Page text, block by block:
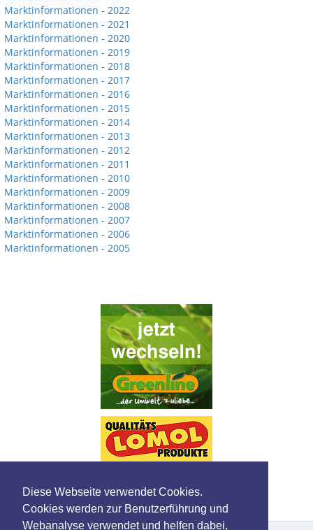
Diese Webseite verwendet Cookies.
Cookies werden zur Benutzerführung und
Webanalyse verwendet und helfen dabei,
Marktinformationen - 2022
Marktinformationen - 2021
Marktinformationen - 2020
Marktinformationen - 2019
Marktinformationen - 2018
Marktinformationen - 2017
Marktinformationen - 2016
Marktinformationen - 2015
Marktinformationen - 2014
Marktinformationen - 2013
Marktinformationen - 2012
Marktinformationen - 2011
Marktinformationen - 2010
Marktinformationen - 2009
Marktinformationen - 2008
Marktinformationen - 2007
Marktinformationen - 2006
Marktinformationen - 2005